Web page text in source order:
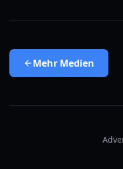
Mehr Medien